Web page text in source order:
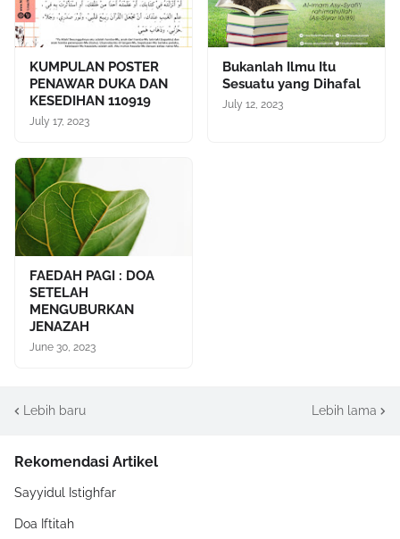
KUMPULAN POSTER
PENAWAR DUKA DAN
KESEDIHAN 110919
July 17, 2023
Bukanlah Ilmu Itu
Sesuatu yang Dihafal
July 12, 2023
FAEDAH PAGI : DOA
SETELAH
MENGUBURKAN
JENAZAH
June 30, 2023
Lebih baru Lebih lama
Rekomendasi Artikel
Sayyidul Istighfar
Doa Iftitah